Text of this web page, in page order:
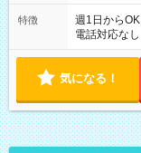
特徴 週1日からOK
電話対応なし
気になる！